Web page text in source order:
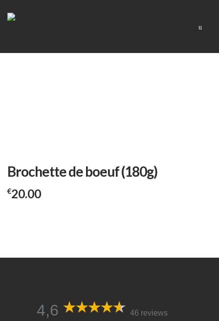
Skip
Skip
Brochette de boeuf (180g)
€20.00
4,6 46 reviews